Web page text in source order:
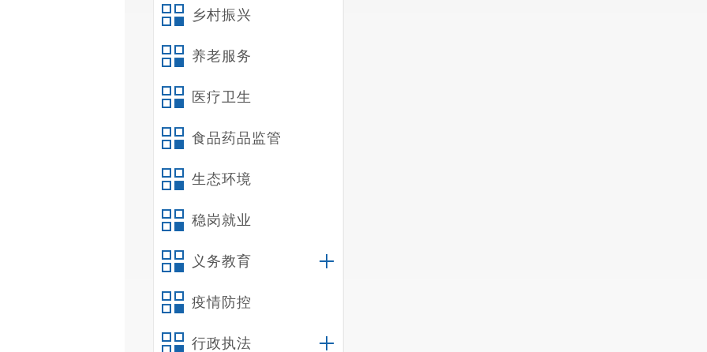
乡村振兴
养老服务
医疗卫生
食品药品监管
生态环境
稳岗就业
义务教育
疫情防控
行政执法